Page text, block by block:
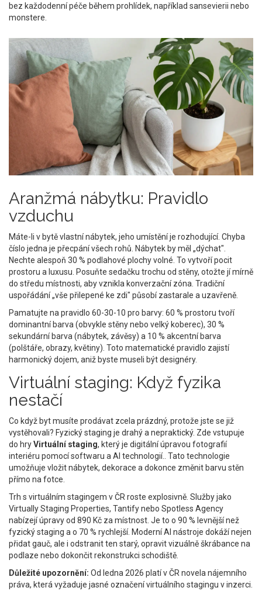
bez každodenní péče během prohlídek, například sansevierii nebo
monstere.
Aranžmá nábytku: Pravidlo
vzduchu
Máte-li v bytě vlastní nábytek, jeho umístění je rozhodující. Chyba
číslo jedna je přecpání všech rohů. Nábytek by měl „dýchat".
Nechte alespoň 30 % podlahové plochy volné. To vytvoří pocit
prostoru a luxusu. Posuňte sedačku trochu od stěny, otožte jí mírně
do středu místnosti, aby vznikla konverzační zóna. Tradiční
uspořádání „vše přilepené ke zdi" působí zastarale a uzavřeně.
Pamatujte na pravidlo 60-30-10 pro barvy: 60 % prostoru tvoří
dominantní barva (obvykle stěny nebo velký koberec), 30 %
sekundární barva (nábytek, závěsy) a 10 % akcentní barva
(polštáře, obrazy, květiny). Toto matematické pravidlo zajistí
harmonický dojem, aniž byste museli být designéry.
Virtuální staging: Když fyzika
nestačí
Co když byt musíte prodávat zcela prázdný, protože jste se již
vystěhovali? Fyzický staging je drahý a nepraktický. Zde vstupuje
do hryVirtuální staging, který je digitální úpravou fotografií
interiéru pomocí softwaru a AI technologií.. Tato technologie
umožňuje vložit nábytek, dekorace a dokonce změnit barvu stěn
přímo na fotce.
Trh s virtuálním stagingem v ČR roste explosivně. Služby jako
Virtually Staging Properties, Tantify nebo Spotless Agency
nabízejí úpravy od 890 Kč za místnost. Je to o 90 % levnější než
fyzický staging a o 70 % rychlejší. Moderní AI nástroje dokáží nejen
přidat gauč, ale i odstranit ten starý, opravit vizuálně škrábance na
podlaze nebo dokončit rekonstrukci schodiště.
Důležité upozornění: Od ledna 2026 platí v ČR novela nájemního
práva, která vyžaduje jasné označení virtuálního stagingu v inzerci.